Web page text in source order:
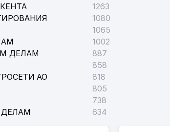
1263
1080
1065
1002
ДЕЛАМ
887
858
АО
818
805
738
634